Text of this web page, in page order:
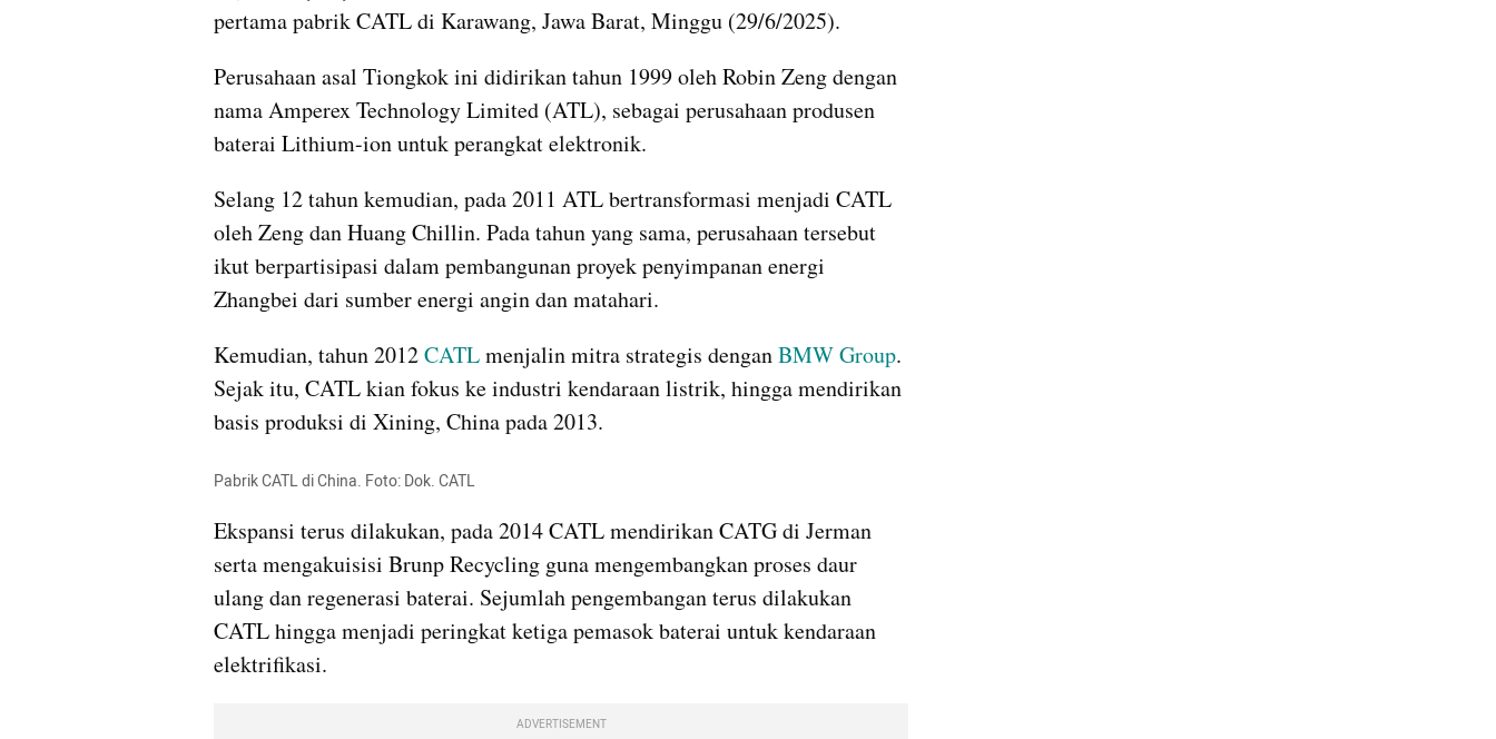
pertama pabrik CATL di Karawang, Jawa Barat, Minggu (29/6/2025).
Perusahaan asal Tiongkok ini didirikan tahun 1999 oleh Robin Zeng dengan
nama Amperex Technology Limited (ATL), sebagai perusahaan produsen
baterai Lithium-ion untuk perangkat elektronik.
Selang 12 tahun kemudian, pada 2011 ATL bertransformasi menjadi CATL
oleh Zeng dan Huang Chillin. Pada tahun yang sama, perusahaan tersebut
ikut berpartisipasi dalam pembangunan proyek penyimpanan energi
Zhangbei dari sumber energi angin dan matahari.
Kemudian, tahun 2012 CATL menjalin mitra strategis dengan BMW Group.
Sejak itu, CATL kian fokus ke industri kendaraan listrik, hingga mendirikan
basis produksi di Xining, China pada 2013.
Pabrik CATL di China. Foto: Dok. CATL
Ekspansi terus dilakukan, pada 2014 CATL mendirikan CATG di Jerman
serta mengakuisisi Brunp Recycling guna mengembangkan proses daur
ulang dan regenerasi baterai. Sejumlah pengembangan terus dilakukan
CATL hingga menjadi peringkat ketiga pemasok baterai untuk kendaraan
elektrifikasi.
ADVERTISEMENT